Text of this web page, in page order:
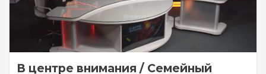
В центре внимания / Семейный